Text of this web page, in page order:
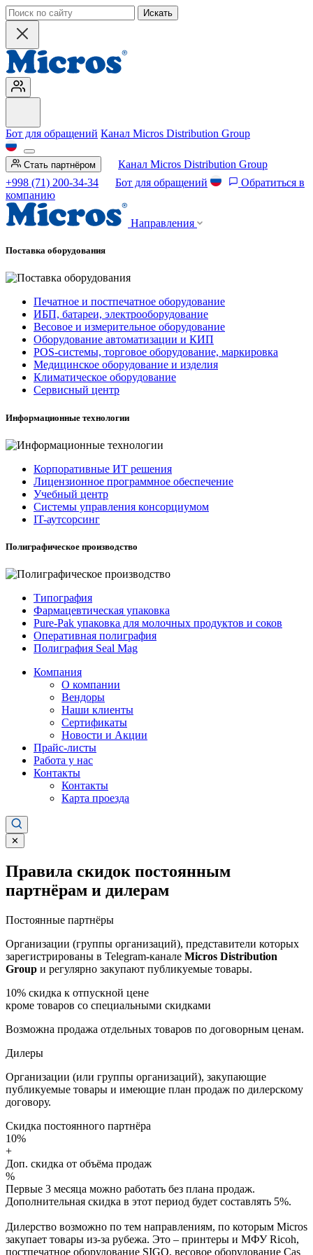
Искать
Бот для обращений Канал Micros Distribution Group
Стать партнёром
Канал Micros Distribution Group
+998 (71) 200-34-34
Бот для обращений
Обратиться в
компанию
Направления
Поставка оборудования
Печатное и постпечатное оборудование
ИБП, батареи, электрооборудование
Весовое и измерительное оборудование
Оборудование автоматизации и КИП
POS-системы, торговое оборудование, маркировка
Медицинское оборудование и изделия
Климатическое оборудование
Сервисный центр
Информационные технологии
Корпоративные ИТ решения
Лицензионное программное обеспечение
Учебный центр
Системы управления консорциумом
IT-аутсорсинг
Полиграфическое производство
Типография
Фармацевтическая упаковка
Pure-Pak упаковка для молочных продуктов и соков
Оперативная полиграфия
Полиграфия Seal Mag
Компания
О компании
Вендоры
Наши клиенты
Сертификаты
Новости и Акции
Прайс-листы
Работа у нас
Контакты
Контакты
Карта проезда
✕
Правила скидок постоянным
партнёрам и дилерам
Постоянные партнёры
Организации (группы организаций), представители которых
зарегистрированы в Telegram-канале Micros Distribution
Group и регулярно закупают публикуемые товары.
10% скидка к отпускной цене
кроме товаров со специальными скидками
Возможна продажа отдельных товаров по договорным ценам.
Дилеры
Организации (или группы организаций), закупающие
публикуемые товары и имеющие план продаж по дилерскому
договору.
Скидка постоянного партнёра
10%
+
Доп. скидка от объёма продаж
%
Первые 3 месяца можно работать без плана продаж.
Дополнительная скидка в этот период будет составлять 5%.
Дилерство возможно по тем направлениям, по которым Micros
закупает товары из-за рубежа. Это – принтеры и МФУ Ricoh,
постпечатное оборудование SIGO, весовое оборудование Cas